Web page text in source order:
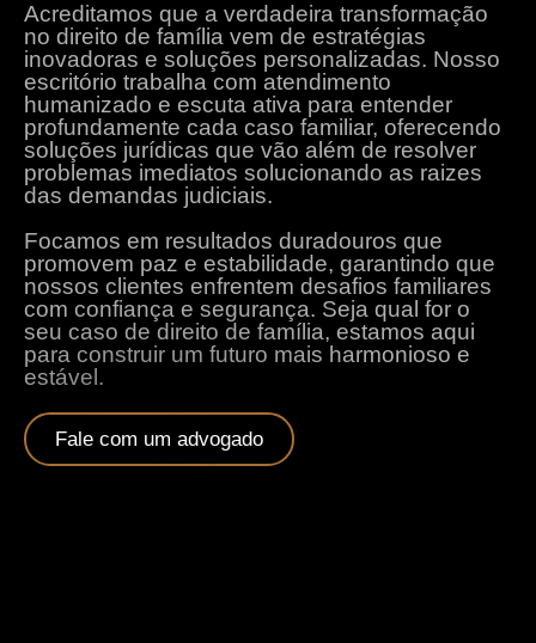
Acreditamos que a verdadeira transformação
no direito de família vem de estratégias
inovadoras e soluções personalizadas. Nosso
escritório trabalha com atendimento
humanizado e escuta ativa para entender
profundamente cada caso familiar, oferecendo
soluções jurídicas que vão além de resolver
problemas imediatos solucionando as raizes
das demandas judiciais.
Focamos em resultados duradouros que
promovem paz e estabilidade, garantindo que
nossos clientes enfrentem desafios familiares
com confiança e segurança. Seja qual for o
seu caso de direito de família, estamos aqui
para construir um futuro mais harmonioso e
estável.
Fale com um advogado